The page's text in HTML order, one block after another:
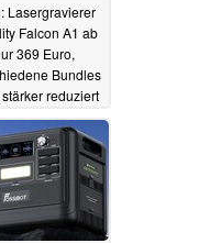
Lasergravierer
Falcon A1 ab
369 Euro,
Bundles
reduziert
21.06.2026